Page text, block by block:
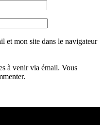
et mon site dans le navigateur
à venir via émail. Vous